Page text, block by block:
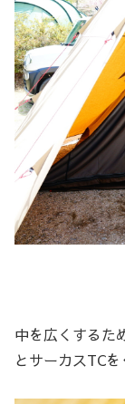
中を広くするた
とサーカスTC